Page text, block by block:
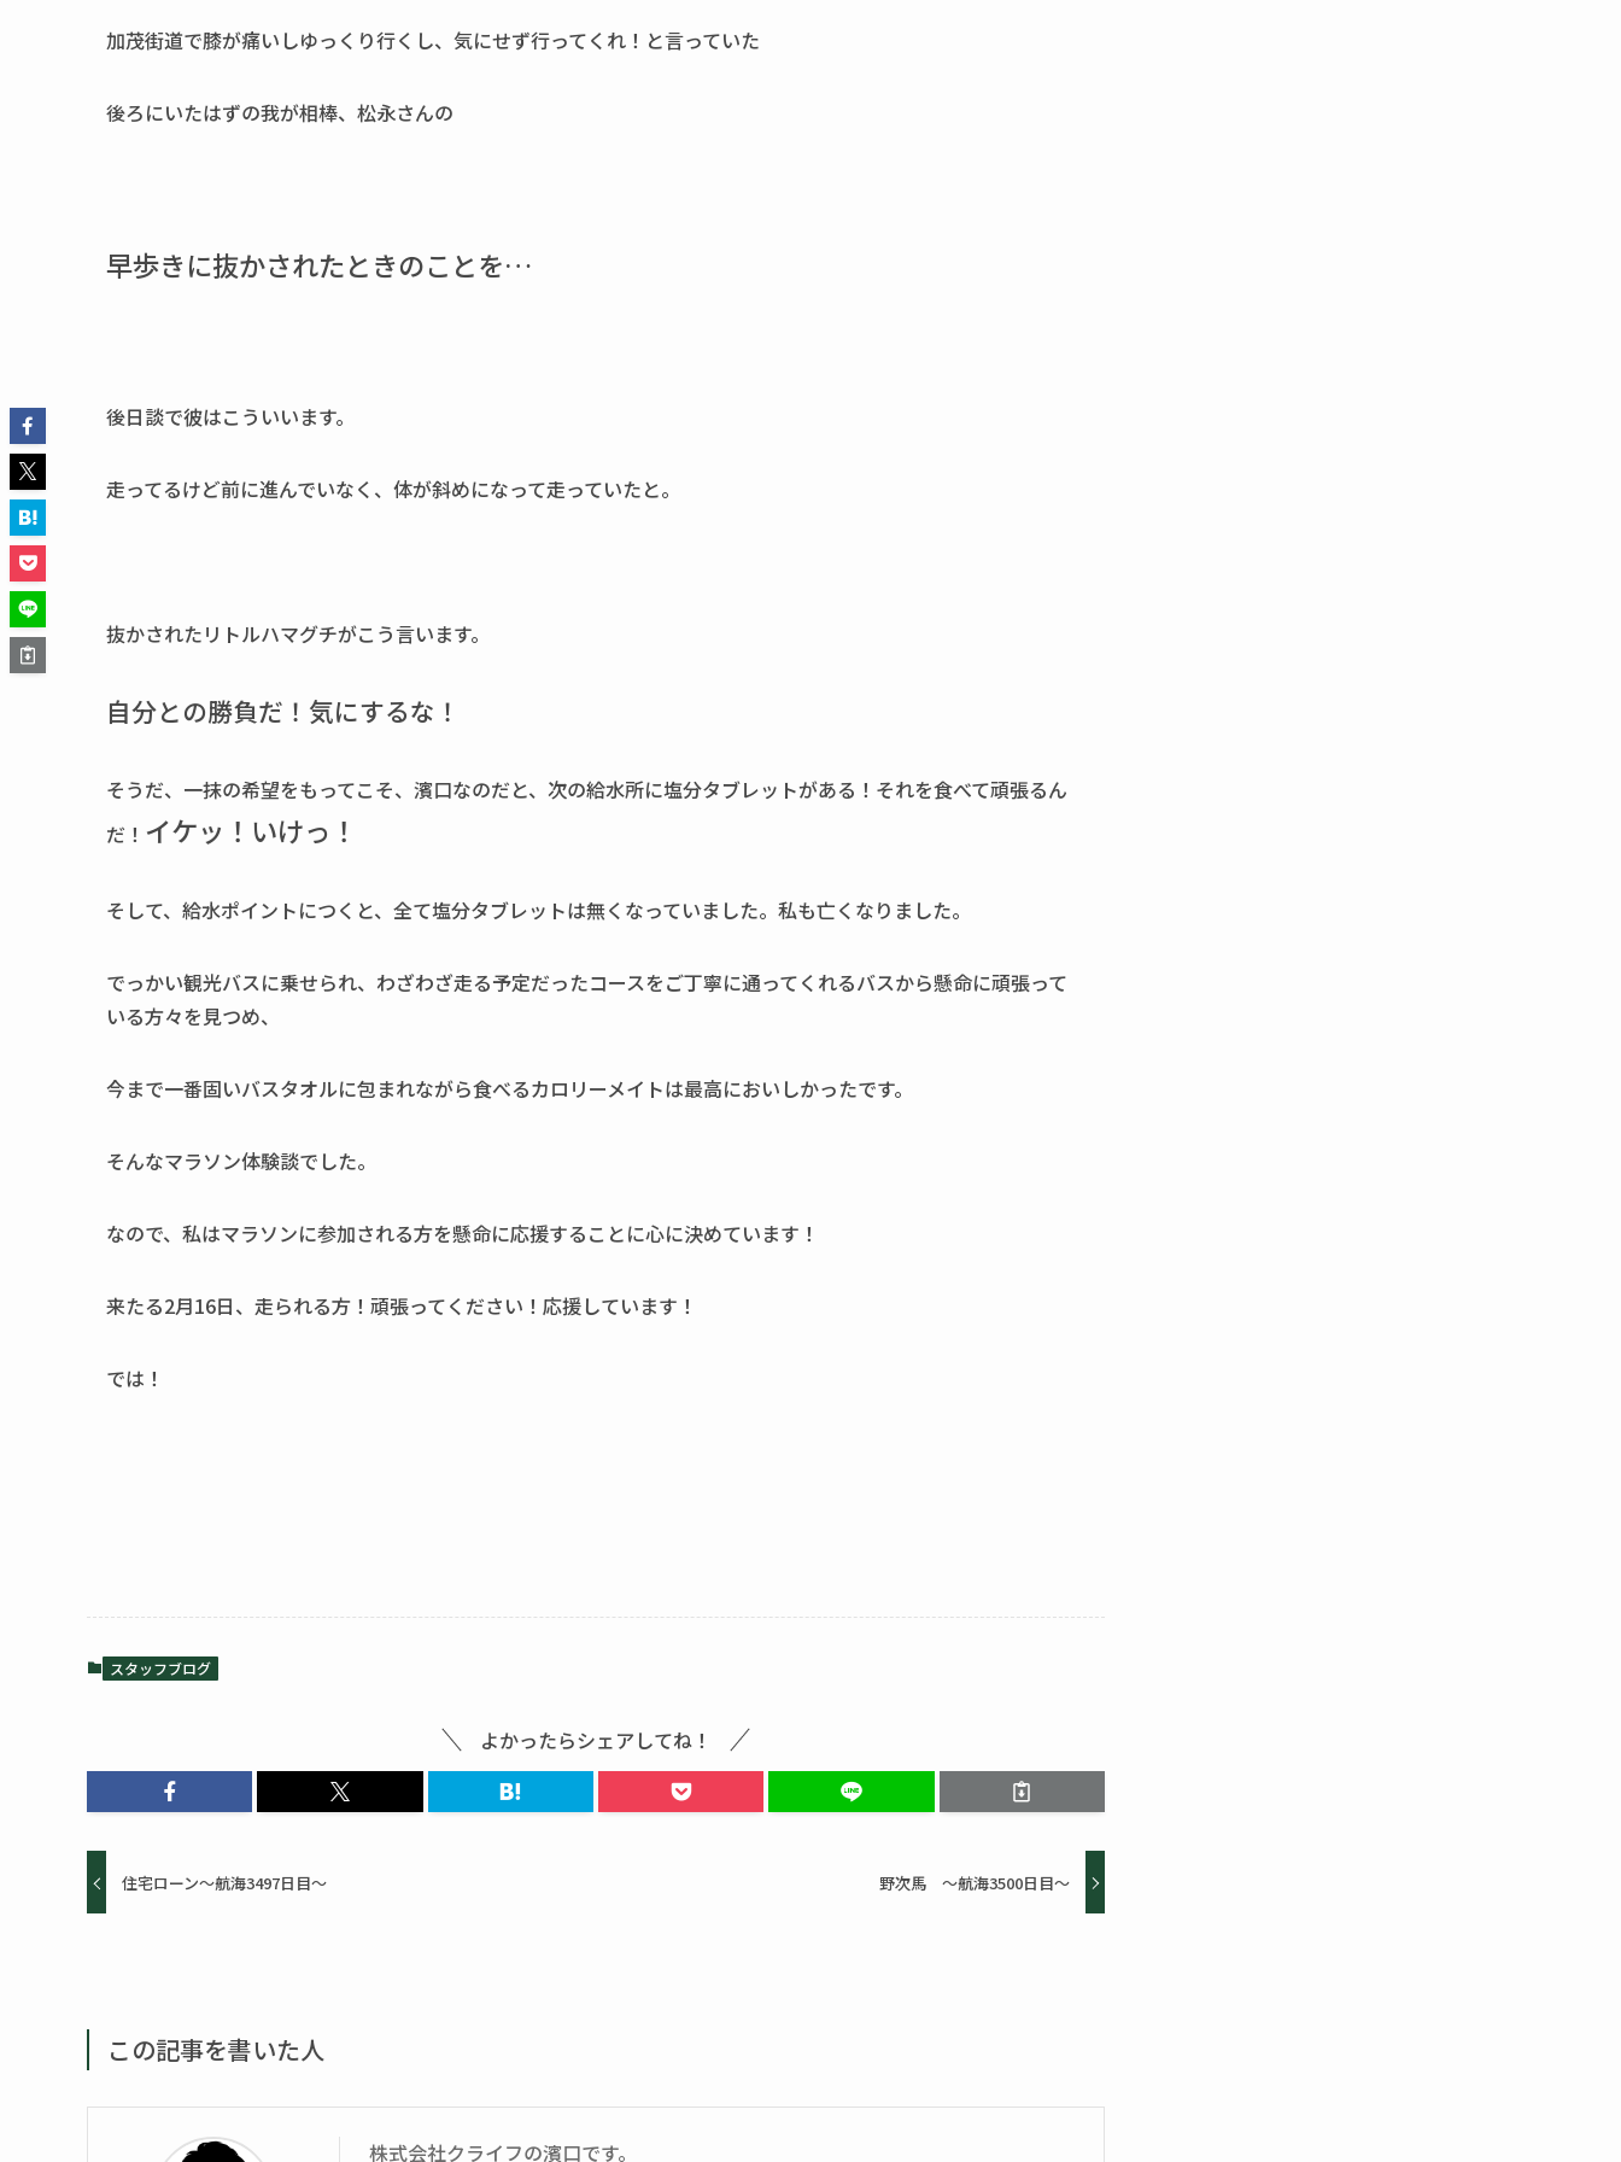
加茂街道で膝が痛いしゆっくり行くし、気にせず行ってくれ！と言っていた
後ろにいたはずの我が相棒、松永さんの
早歩きに抜かされたときのことを…
後日談で彼はこういいます。
走ってるけど前に進んでいなく、体が斜めになって走っていたと。
抜かされたリトルハマグチがこう言います。
自分との勝負だ！気にするな！
そうだ、一抹の希望をもってこそ、濱口なのだと、次の給水所に塩分タブレットがある！それを食べて頑張るん
だ！ イケッ！いけっ！
そして、給水ポイントにつくと、全て塩分タブレットは無くなっていました。私も亡くなりました。
でっかい観光バスに乗せられ、わざわざ走る予定だったコースをご丁寧に通ってくれるバスから懸命に頑張って
いる方々を見つめ、
今まで一番固いバスタオルに包まれながら食べるカロリーメイトは最高においしかったです。
そんなマラソン体験談でした。
なので、私はマラソンに参加される方を懸命に応援することに心に決めています！
来たる2月16日、走られる方！頑張ってください！応援しています！
では！
スタッフブログ
よかったらシェアしてね！
住宅ローン～航海3497日目～ 野次馬 ～航海3500日目～
この記事を書いた人
株式会社クライフの濱口です。